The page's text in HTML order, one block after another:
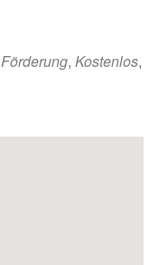
Förderung, Kostenlos,